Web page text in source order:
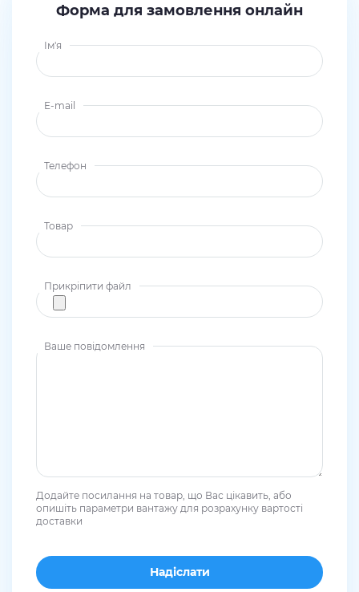
Форма для замовлення онлайн
Ім'я
E-mail
Телефон
Товар
Прикріпити файл
Ваше повідомлення
Додайте посилання на товар, що Вас цікавить, або
опишіть параметри вантажу для розрахунку вартості
доставки